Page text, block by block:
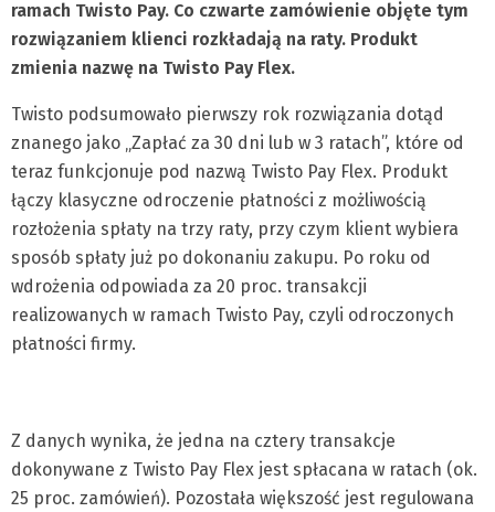
ramach Twisto Pay. Co czwarte zamówienie objęte tym
rozwiązaniem klienci rozkładają na raty. Produkt
zmienia nazwę na Twisto Pay Flex.
Twisto podsumowało pierwszy rok rozwiązania dotąd
znanego jako „Zapłać za 30 dni lub w 3 ratach”, które od
teraz funkcjonuje pod nazwą Twisto Pay Flex. Produkt
łączy klasyczne odroczenie płatności z możliwością
rozłożenia spłaty na trzy raty, przy czym klient wybiera
sposób spłaty już po dokonaniu zakupu. Po roku od
wdrożenia odpowiada za 20 proc. transakcji
realizowanych w ramach Twisto Pay, czyli odroczonych
płatności firmy.
Z danych wynika, że jedna na cztery transakcje
dokonywane z Twisto Pay Flex jest spłacana w ratach (ok.
25 proc. zamówień). Pozostała większość jest regulowana